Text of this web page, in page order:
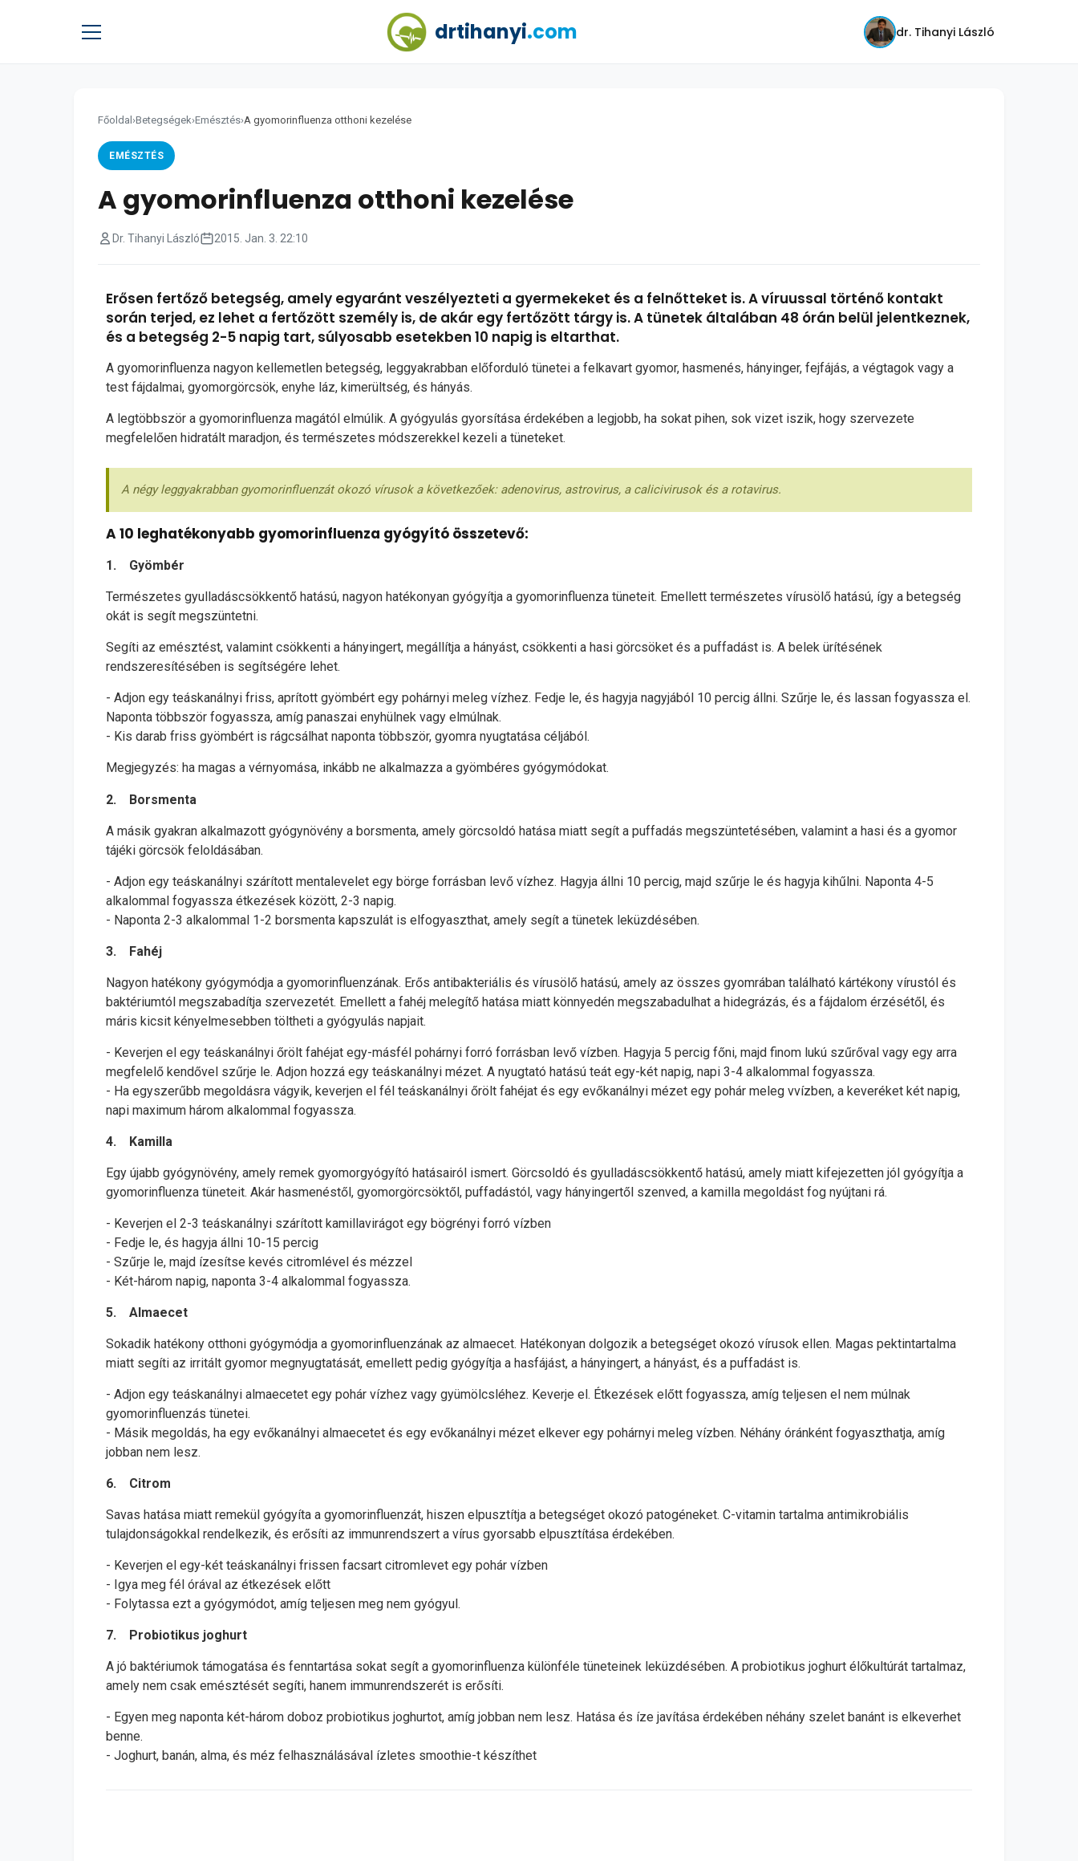
drtihanyi.com dr. Tihanyi László
Főoldal ›Betegségek›Emésztés›A gyomorinfluenza otthoni kezelése
EMÉSZTÉS
A gyomorinfluenza otthoni kezelése
Dr. Tihanyi László 2015. Jan. 3. 22:10
Erősen fertőző betegség, amely egyaránt veszélyezteti a gyermekeket és a felnőtteket is. A víruussal történő kontakt
során terjed, ez lehet a fertőzött személy is, de akár egy fertőzött tárgy is. A tünetek általában 48 órán belül jelentkeznek,
és a betegség 2-5 napig tart, súlyosabb esetekben 10 napig is eltarthat.
A gyomorinfluenza nagyon kellemetlen betegség, leggyakrabban előforduló tünetei a felkavart gyomor, hasmenés, hányinger, fejfájás, a végtagok vagy a
test fájdalmai, gyomorgörcsök, enyhe láz, kimerültség, és hányás.
A legtöbbször a gyomorinfluenza magától elmúlik. A gyógyulás gyorsítása érdekében a legjobb, ha sokat pihen, sok vizet iszik, hogy szervezete
megfelelően hidratált maradjon, és természetes módszerekkel kezeli a tüneteket.
A négy leggyakrabban gyomorinfluenzát okozó vírusok a következőek: adenovirus, astrovirus, a calicivirusok és a rotavirus.
A 10 leghatékonyabb gyomorinfluenza gyógyító összetevő:
1. Gyömbér
Természetes gyulladáscsökkentő hatású, nagyon hatékonyan gyógyítja a gyomorinfluenza tüneteit. Emellett természetes vírusölő hatású, így a betegség
okát is segít megszüntetni.
Segíti az emésztést, valamint csökkenti a hányingert, megállítja a hányást, csökkenti a hasi görcsöket és a puffadást is. A belek ürítésének
rendszeresítésében is segítségére lehet.
- Adjon egy teáskanálnyi friss, aprított gyömbért egy pohárnyi meleg vízhez. Fedje le, és hagyja nagyjából 10 percig állni. Szűrje le, és lassan fogyassza el.
Naponta többször fogyassza, amíg panaszai enyhülnek vagy elmúlnak.
- Kis darab friss gyömbért is rágcsálhat naponta többször, gyomra nyugtatása céljából.
Megjegyzés: ha magas a vérnyomása, inkább ne alkalmazza a gyömbéres gyógymódokat.
2. Borsmenta
A másik gyakran alkalmazott gyógynövény a borsmenta, amely görcsoldó hatása miatt segít a puffadás megszüntetésében, valamint a hasi és a gyomor
tájéki görcsök feloldásában.
- Adjon egy teáskanálnyi szárított mentalevelet egy börge forrásban levő vízhez. Hagyja állni 10 percig, majd szűrje le és hagyja kihűlni. Naponta 4-5
alkalommal fogyassza étkezések között, 2-3 napig.
- Naponta 2-3 alkalommal 1-2 borsmenta kapszulát is elfogyaszthat, amely segít a tünetek leküzdésében.
3. Fahéj
Nagyon hatékony gyógymódja a gyomorinfluenzának. Erős antibakteriális és vírusölő hatású, amely az összes gyomrában található kártékony vírustól és
baktériumtól megszabadítja szervezetét. Emellett a fahéj melegítő hatása miatt könnyedén megszabadulhat a hidegrázás, és a fájdalom érzésétől, és
máris kicsit kényelmesebben töltheti a gyógyulás napjait.
- Keverjen el egy teáskanálnyi őrölt fahéjat egy-másfél pohárnyi forró forrásban levő vízben. Hagyja 5 percig főni, majd finom lukú szűrőval vagy egy arra
megfelelő kendővel szűrje le. Adjon hozzá egy teáskanálnyi mézet. A nyugtató hatású teát egy-két napig, napi 3-4 alkalommal fogyassza.
- Ha egyszerűbb megoldásra vágyik, keverjen el fél teáskanálnyi őrölt fahéjat és egy evőkanálnyi mézet egy pohár meleg vvízben, a keveréket két napig,
napi maximum három alkalommal fogyassza.
4. Kamilla
Egy újabb gyógynövény, amely remek gyomorgyógyító hatásairól ismert. Görcsoldó és gyulladáscsökkentő hatású, amely miatt kifejezetten jól gyógyítja a
gyomorinfluenza tüneteit. Akár hasmenéstől, gyomorgörcsöktől, puffadástól, vagy hányingertől szenved, a kamilla megoldást fog nyújtani rá.
- Keverjen el 2-3 teáskanálnyi szárított kamillavirágot egy bögrényi forró vízben
- Fedje le, és hagyja állni 10-15 percig
- Szűrje le, majd ízesítse kevés citromlével és mézzel
- Két-három napig, naponta 3-4 alkalommal fogyassza.
5. Almaecet
Sokadik hatékony otthoni gyógymódja a gyomorinfluenzának az almaecet. Hatékonyan dolgozik a betegséget okozó vírusok ellen. Magas pektintartalma
miatt segíti az irritált gyomor megnyugtatását, emellett pedig gyógyítja a hasfájást, a hányingert, a hányást, és a puffadást is.
- Adjon egy teáskanálnyi almaecetet egy pohár vízhez vagy gyümölcsléhez. Keverje el. Étkezések előtt fogyassza, amíg teljesen el nem múlnak
gyomorinfluenzás tünetei.
- Másik megoldás, ha egy evőkanálnyi almaecetet és egy evőkanálnyi mézet elkever egy pohárnyi meleg vízben. Néhány óránként fogyaszthatja, amíg
jobban nem lesz.
6. Citrom
Savas hatása miatt remekül gyógyíta a gyomorinfluenzát, hiszen elpusztítja a betegséget okozó patogéneket. C-vitamin tartalma antimikrobiális
tulajdonságokkal rendelkezik, és erősíti az immunrendszert a vírus gyorsabb elpusztítása érdekében.
- Keverjen el egy-két teáskanálnyi frissen facsart citromlevet egy pohár vízben
- Igya meg fél órával az étkezések előtt
- Folytassa ezt a gyógymódot, amíg teljesen meg nem gyógyul.
7. Probiotikus joghurt
A jó baktériumok támogatása és fenntartása sokat segít a gyomorinfluenza különféle tüneteinek leküzdésében. A probiotikus joghurt élőkultúrát tartalmaz,
amely nem csak emésztését segíti, hanem immunrendszerét is erősíti.
- Egyen meg naponta két-három doboz probiotikus joghurtot, amíg jobban nem lesz. Hatása és íze javítása érdekében néhány szelet banánt is elkeverhet
benne.
- Joghurt, banán, alma, és méz felhasználásával ízletes smoothie-t készíthet